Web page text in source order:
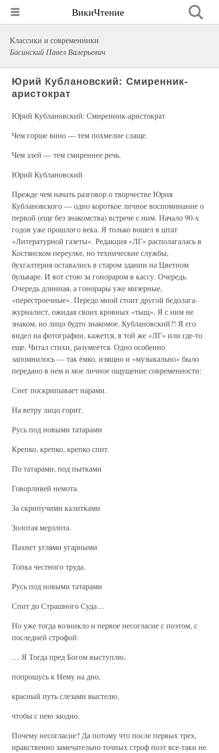
ВикиЧтение
Классики и современники
Басинский Павел Валерьевич
Юрий Кублановский: Смиренник-
аристократ
Юрий Кублановский: Смиренник-аристократ
Чем горше вино — тем похмелие слаще.
Чем злей — тем смиреннее речь.
Юрий Кублановский
Прежде чем начать разговор о творчестве Юрия
Кублановского — одно короткое личное воспоминание о
первой (еще без знакомства) встрече с ним. Начало 90-х
годов уже прошлого века. Я только вошел в штат
«Литературной газеты». Редакция «ЛГ» располагалась в
Костянском переулке, но технические службы,
бухгалтерия оставались в старом здании на Цветном
бульваре. И вот стою за гонораром в кассу. Очередь.
Очередь длинная, а гонорары уже мизерные,
«перестроечные». Передо мной стоит другой бедолага-
журналист, ожидая своих кровных «тыщ». Я с ним не
знаком, но лицо будто знакомое. Кублановский?! Я его
видел на фотографии, кажется, в той же «ЛГ» или где-то
еще. Читал стихи, разумеется. Одно особенно
запомнилось — так ёмко, изящно и «музыкально» было
передано в нем и мое личное ощущение современности:
Снег поскрипывает нарами.
На ветру лицо горит.
Русь под новыми татарами
Крепко, крепко, крепко спит.
По татарами, под пытками
Говорливей немота.
За скрипучими калитками
Золотая мерзлота.
Пахнет углями угарными
Топка честного труда.
Русь под новыми татарами
Спит до Страшного Суда…
Но уже тогда возникло и первое несогласие с поэтом, с
последней строфой:
… Я Тогда пред Богом выступлю,
попрошусь к Нему на дно,
красный путь слезами выстелю,
чтобы с нею заодно.
Почему несогласие? Да потому что после первых трех,
нравственно замечательно точных строф поэт все-таки не